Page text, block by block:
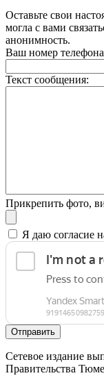
Оставьте свои
могла с вами
анонимность.
Ваш номер
Текст сообщения:
Прикрепить фото,
Я даю согласие
Отправить
Сетевое издание
Правительства